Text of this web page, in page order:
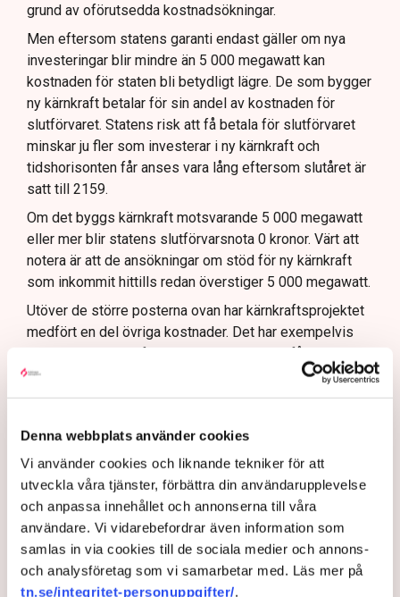
Denna webbplats använder cookies
Vi använder cookies och liknande tekniker för att
utveckla våra tjänster, förbättra din användarupplevelse
och anpassa innehållet och annonserna till våra
användare. Vi vidarebefordrar även information som
samlas in via cookies till de sociala medier och annons-
och analysföretag som vi samarbetar med. Läs mer på
tn.se/integritet-personuppgifter/.
grund av oförutsedda kostnadsökningar.
Men eftersom statens garanti endast gäller om nya
investeringar blir mindre än 5 000 megawatt kan
kostnaden för staten bli betydligt lägre. De som bygger
ny kärnkraft betalar för sin andel av kostnaden för
slutförvaret. Statens risk att få betala för slutförvaret
minskar ju fler som investerar i ny kärnkraft och
tidshorisonten får anses vara lång eftersom slutåret är
satt till 2159.
Om det byggs kärnkraft motsvarande 5 000 megawatt
eller mer blir statens slutförvarsnota 0 kronor. Värt att
notera är att de ansökningar om stöd för ny kärnkraft
som inkommit hittills redan överstiger 5 000 megawatt.
Utöver de större posterna ovan har kärnkraftsprojektet
medfört en del övriga kostnader. Det har exempelvis
tillsatts en kärnkraftssamordnare som har fått ett kansli
med en handfull medarbetare och det har utgått
ersättning till kommuner som undersökt
kärnkraftssekretariatet handlar de övriga utgifterna
dock om små belopp i sammanhanget, under 100
miljoner kronor allt som allt.
Kärnkraftssamordnaren: Så
snabbt närmar sig Sverige
nya reaktorer – ”I princip
allt är hanterat”